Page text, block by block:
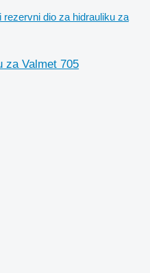
rezervni dio za hidrauliku za
za Valmet 705